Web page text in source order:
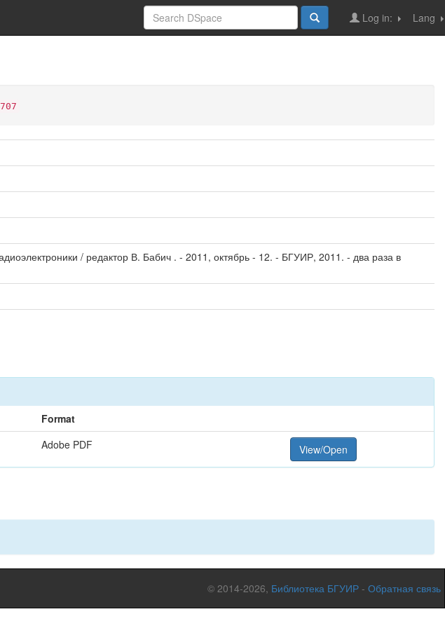
Lang
Log in:
/ редактор В. Бабич . - 2011, октябрь - 12. - БГУИР, 2011. - два раза в
Format
Adobe PDF View/Open
© 2014-2026, Библиотека БГУИР - Обратная связь